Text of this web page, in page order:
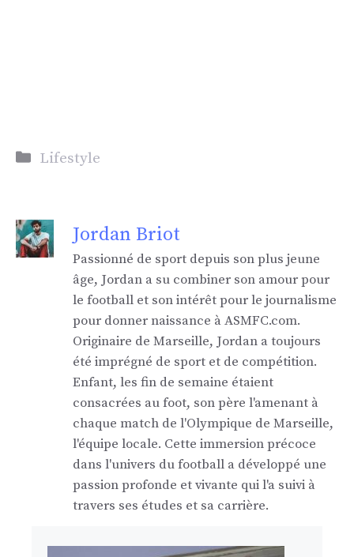
Catégories
Lifestyle
Jordan Briot
Passionné de sport depuis son plus jeune
âge, Jordan a su combiner son amour pour
le football et son intérêt pour le journalisme
pour donner naissance à ASMFC.com.
Originaire de Marseille, Jordan a toujours
été imprégné de sport et de compétition.
Enfant, les fin de semaine étaient
consacrées au foot, son père l'amenant à
chaque match de l'Olympique de Marseille,
l'équipe locale. Cette immersion précoce
dans l'univers du football a développé une
passion profonde et vivante qui l'a suivi à
travers ses études et sa carrière.